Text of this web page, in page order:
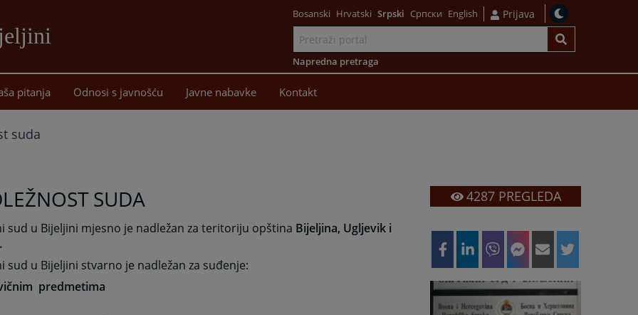
sadržaj
Bosanski Hrvatski Srpski Српски English Prijava
Napredna pretraga
pitanja Odnosi s javnošću Javne nabavke Kontakt
suda
SUDA
sud u Bijeljini mjesno je nadležan za teritoriju opština Bijeljina, Ugljevik i
sud u Bijeljini stvarno je nadležan za suđenje:
predmetima
4287PREGLEDA